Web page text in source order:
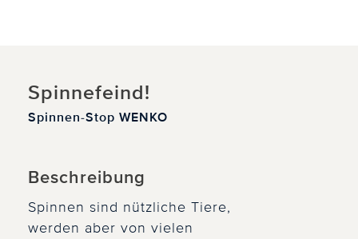
Spinnefeind!
Spinnen-Stop WENKO
Beschreibung
Spinnen sind nützliche Tiere,
werden aber von vielen